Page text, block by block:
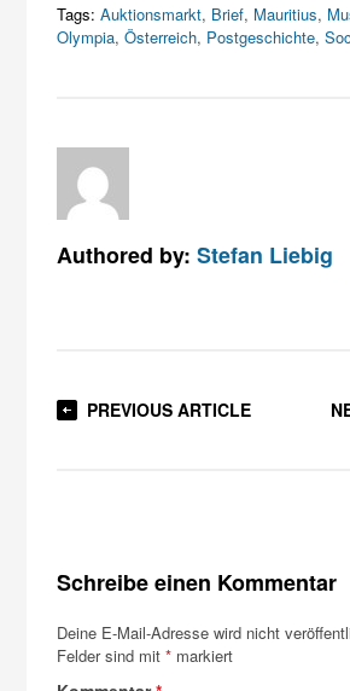
Tags: Auktionsmarkt, Brief, Mauritius,
Olympia,Österreich, Postgeschichte,
Authored by:Stefan Liebig
PREVIOUS ARTICLE
Schreibe einen Kommentar
Deine E-Mail-Adresse wird nicht
Felder sind mit* markiert